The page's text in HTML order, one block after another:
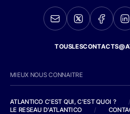
MIEUX NOUS CONNAITRE
ATLANTICO C'EST QUI, C'EST QUOI ?
/
LE RESEAU D'ATLANTICO
/